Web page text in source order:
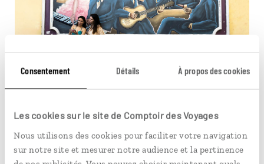
Consentement Détails À propos des cookies
Les cookies sur le site de Comptoir des Voyages
Nous utilisons des cookies pour faciliter votre navigation
sur notre site et mesurer notre audience et la pertinence
Immersion dans la musique
brésilienne à Rio
Connaissez-vous le chorinho et le forró ? À Rio, ces